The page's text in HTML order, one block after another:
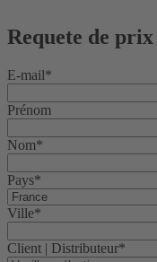
Requete de prix
E-mail*
Prénom
Nom*
Pays*
Ville*
Client | Distributeur*